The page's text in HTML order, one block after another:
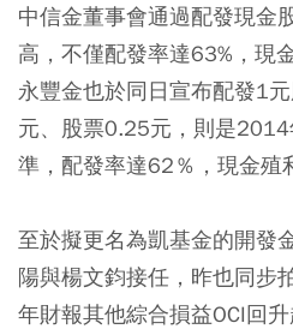
中信金董事會通過配發現金
高，不僅配發率達63%，現
永豐金也於同日宣布配發1
元、股票0.25元，則是
準，配發率達62％，現金殖
至於擬更名為凱基金的開發
陽與楊文鈞接任，昨也同步
年財報其他綜合損益OCI回